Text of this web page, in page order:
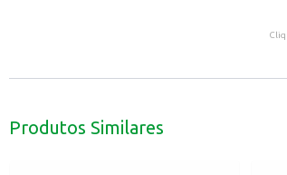
Produtos Similares